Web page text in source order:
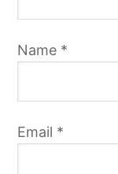
Name *
Email *